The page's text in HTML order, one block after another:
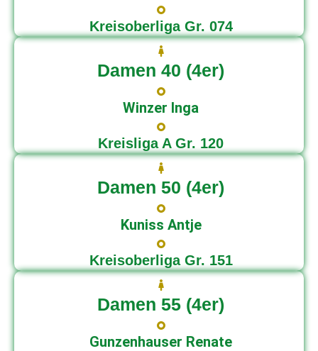
Kreisoberliga Gr. 074
Damen 40 (4er)
Winzer Inga
Kreisliga A Gr. 120
Damen 50 (4er)
Kuniss Antje
Kreisoberliga Gr. 151
Damen 55 (4er)
Gunzenhauser Renate